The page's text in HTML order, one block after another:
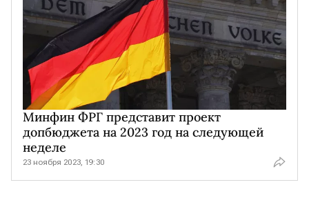
Минфин ФРГ представит проект
допбюджета на 2023 год на следующей
неделе
23 ноября 2023, 19:30